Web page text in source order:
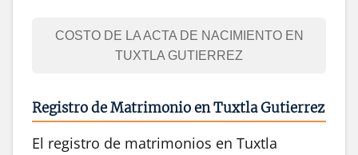
COSTO DE LA ACTA DE NACIMIENTO EN
TUXTLA GUTIERREZ
Registro de Matrimonio en Tuxtla Gutierrez
El registro de matrimonios en Tuxtla